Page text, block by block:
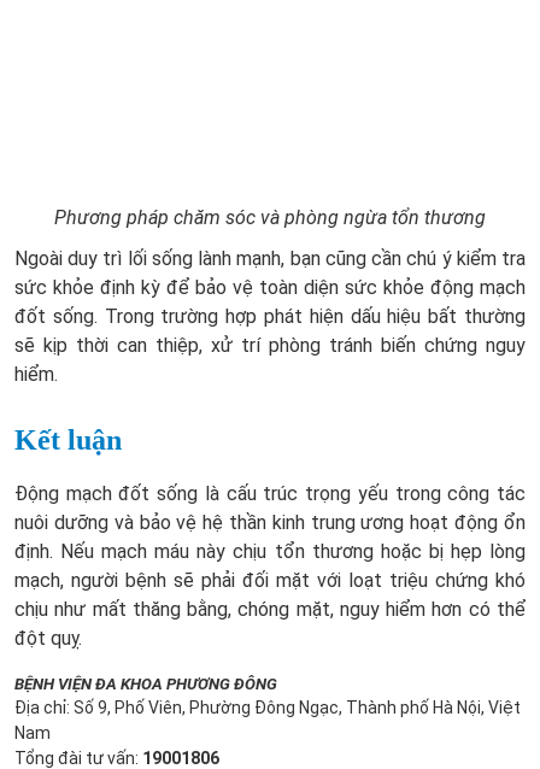
Phương pháp chăm sóc và phòng ngừa tổn thương
Ngoài duy trì lối sống lành mạnh, bạn cũng cần chú ý kiểm tra
sức khỏe định kỳ để bảo vệ toàn diện sức khỏe động mạch
đốt sống. Trong trường hợp phát hiện dấu hiệu bất thường
sẽ kịp thời can thiệp, xử trí phòng tránh biến chứng nguy
hiểm.
Kết luận
Động mạch đốt sống là cấu trúc trọng yếu trong công tác
nuôi dưỡng và bảo vệ hệ thần kinh trung ương hoạt động ổn
định. Nếu mạch máu này chịu tổn thương hoặc bị hẹp lòng
mạch, người bệnh sẽ phải đối mặt với loạt triệu chứng khó
chịu như mất thăng bằng, chóng mặt, nguy hiểm hơn có thể
đột quỵ.
BỆNH VIỆN ĐA KHOA PHƯƠNG ĐÔNG
Địa chỉ: Số 9, Phố Viên, Phường Đông Ngạc, Thành phố Hà Nội, Việt
Nam
Tổng đài tư vấn: 19001806